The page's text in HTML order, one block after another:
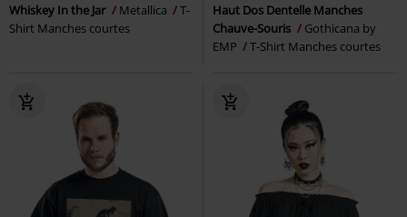
Whiskey In the Jar Metallica
T-
Shirt Manches courtes
Haut Dos Dentelle Manches
Chauve-Souris
Gothicana by
EMP
T-Shirt Manches courtes